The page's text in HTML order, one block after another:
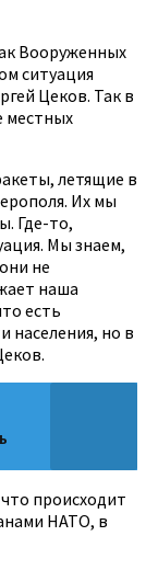
Вооруженных
ситуация
Цеков. Так в
местных
летящие в
Их мы
Где-то,
Мы знаем,
не
наша
есть
населения, но в
происходит
НАТО, в